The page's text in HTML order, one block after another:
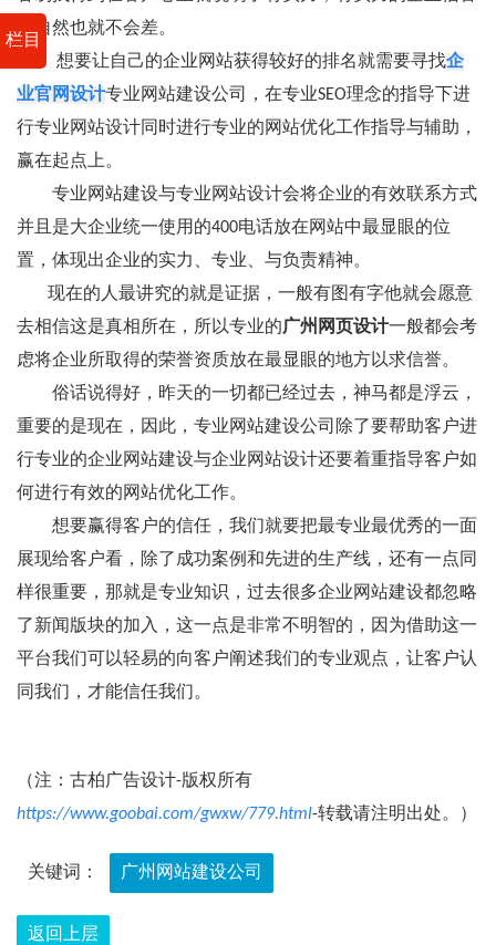
栏目
度自然也就不会差。
想要让自己的企业网站获得较好的排名就需要寻找企
业官网设计专业网站建设公司，在专业SEO理念的指导下进
行专业网站设计同时进行专业的网站优化工作指导与辅助，
赢在起点上。
专业网站建设与专业网站设计会将企业的有效联系方式
并且是大企业统一使用的400电话放在网站中最显眼的位
置，体现出企业的实力、专业、与负责精神。
现在的人最讲究的就是证据，一般有图有字他就会愿意
去相信这是真相所在，所以专业的广州网页设计一般都会考
虑将企业所取得的荣誉资质放在最显眼的地方以求信誉。
俗话说得好，昨天的一切都已经过去，神马都是浮云，
重要的是现在，因此，专业网站建设公司除了要帮助客户进
行专业的企业网站建设与企业网站设计还要着重指导客户如
何进行有效的网站优化工作。
想要赢得客户的信任，我们就要把最专业最优秀的一面
展现给客户看，除了成功案例和先进的生产线，还有一点同
样很重要，那就是专业知识，过去很多企业网站建设都忽略
了新闻版块的加入，这一点是非常不明智的，因为借助这一
平台我们可以轻易的向客户阐述我们的专业观点，让客户认
同我们，才能信任我们。
（注：古柏广告设计-版权所有
https://www.goobai.com/gwxw/779.html-转载请注明出处。）
关键词： 广州网站建设公司
返回上层